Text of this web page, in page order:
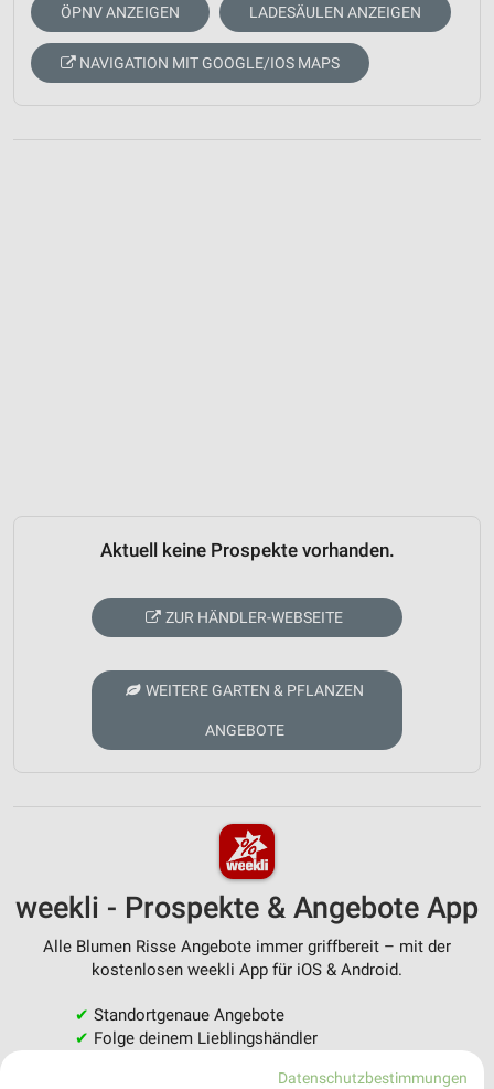
ÖPNV ANZEIGEN LADESÄULEN ANZEIGEN
NAVIGATION MIT GOOGLE/IOS MAPS
Aktuell keine Prospekte vorhanden.
ZUR HÄNDLER-WEBSEITE
WEITERE GARTEN & PFLANZEN
ANGEBOTE
weekli - Prospekte & Angebote App
Alle Blumen Risse Angebote immer griffbereit – mit der
kostenlosen weekli App für iOS & Android.
✔ Standortgenaue Angebote
✔ Folge deinem Lieblingshändler
Einkaufsliste - Einkauf stressfrei planen
Datenschutzbestimmungen